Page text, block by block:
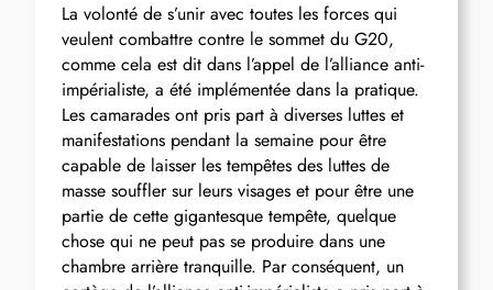
La volonté de s’unir avec toutes les forces qui
veulent combattre contre le sommet du G20,
comme cela est dit dans l’appel de l’alliance anti-
impérialiste, a été implémentée dans la pratique.
Les camarades ont pris part à diverses luttes et
manifestations pendant la semaine pour être
capable de laisser les tempêtes des luttes de
masse souffler sur leurs visages et pour être une
partie de cette gigantesque tempête, quelque
chose qui ne peut pas se produire dans une
chambre arrière tranquille. Par conséquent, un